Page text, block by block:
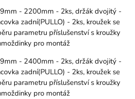
- 2200mm - 2ks, držák dvojitý -
zadní(PULLO) - 2ks, kroužek se
parametru příslušenství s kroužky
pro montáž
- 2400mm - 2ks, držák dvojitý -
zadní(PULLO) - 2ks, kroužek se
parametru příslušenství s kroužky
pro montáž